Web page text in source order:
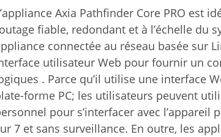
Axia Pathfinder Core PRO est
fiable, redondant et à l’échelle du
connectée au réseau basée sur
utilisateur Web pour fournir un
. Parce qu’il utilise une interface
forme PC; les utilisateurs peuvent
pour s’interfacer avec
7 et sans surveillance. En outre, les